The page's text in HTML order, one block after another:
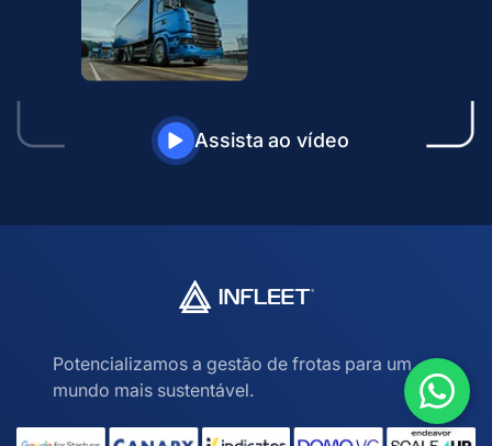
Assista ao vídeo
Potencializamos a gestão de frotas para um
mundo mais sustentável.